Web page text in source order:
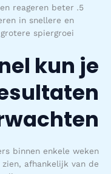
reageren beter
in snellere en
grotere spiergroei.
kun je
binnen enkele weken
afhankelijk van de